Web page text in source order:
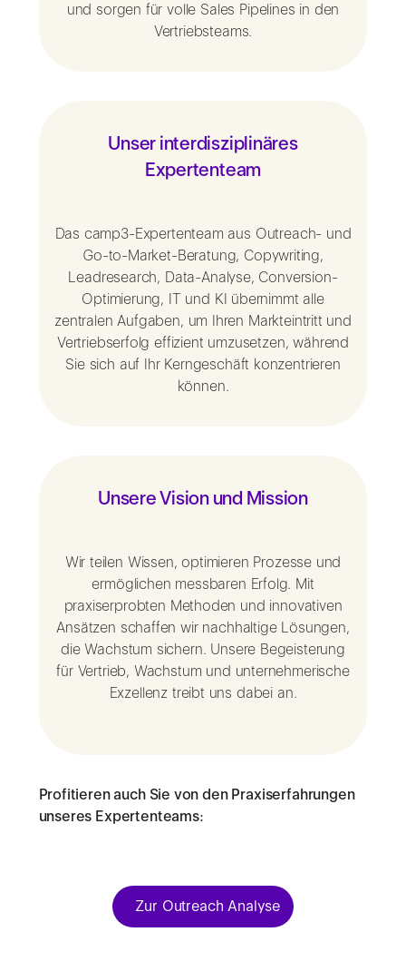
und sorgen für volle Sales Pipelines in den
Vertriebsteams.
Unser interdisziplinäres
Expertenteam
Das camp3-Expertenteam aus Outreach- und
Go-to-Market-Beratung, Copywriting,
Leadresearch, Data-Analyse, Conversion-
Optimierung, IT und KI übernimmt alle
zentralen Aufgaben, um Ihren Markteintritt und
Vertriebserfolg effizient umzusetzen, während
Sie sich auf Ihr Kerngeschäft konzentrieren
können.
Unsere Vision und Mission
Wir teilen Wissen, optimieren Prozesse und
ermöglichen messbaren Erfolg. Mit
praxiserprobten Methoden und innovativen
Ansätzen schaffen wir nachhaltige Lösungen,
die Wachstum sichern. Unsere Begeisterung
für Vertrieb, Wachstum und unternehmerische
Exzellenz treibt uns dabei an.
Profitieren auch Sie von den Praxiserfahrungen
unseres Expertenteams:
Zur Outreach Analyse